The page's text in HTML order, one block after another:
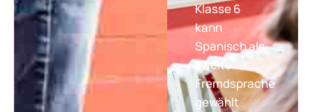
Klasse 6
kann
Spanisch als
zweite
Fremdsprache
gewählt